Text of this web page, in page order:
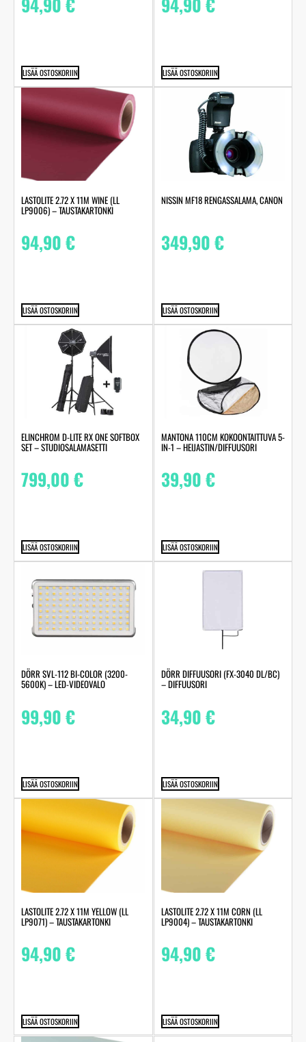
LISÄÄ OSTOSKORIIN LISÄÄ OSTOSKORIIN
LASTOLITE 2.72 X 11M WINE (LL
LP9006) – TAUSTAKARTONKI
94,90€
LISÄÄ OSTOSKORIIN
NISSIN MF18 RENGASSALAMA, CANON
349,90€
LISÄÄ OSTOSKORIIN
ELINCHROM D-LITE RX ONE SOFTBOX
SET – STUDIOSALAMASETTI
799,00€
LISÄÄ OSTOSKORIIN
MANTONA 110CM KOKOONTAITTUVA 5-
IN-1 – HEIJASTIN/DIFFUUSORI
39,90€
LISÄÄ OSTOSKORIIN
DÖRR SVL-112 BI-COLOR (3200-
5600K) – LED-VIDEOVALO
99,90€
LISÄÄ OSTOSKORIIN
DÖRR DIFFUUSORI (FX-3040 DL/BC)
– DIFFUUSORI
34,90€
LISÄÄ OSTOSKORIIN
LASTOLITE 2.72 X 11M YELLOW (LL
LP9071) – TAUSTAKARTONKI
94,90€
LISÄÄ OSTOSKORIIN
LASTOLITE 2.72 X 11M CORN (LL
LP9004) – TAUSTAKARTONKI
94,90€
LISÄÄ OSTOSKORIIN